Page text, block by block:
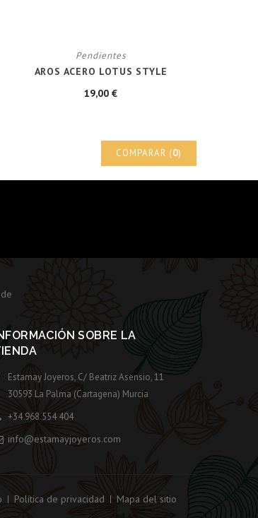
Pendientes
AROS ACERO LOTUS STYLE
19,00 €
COMPARAR (0)
SOBRE LA
Estamay Joyeros, C/ Beatriz Asensio, 11
30593 La Palma (Cartagena) Murcia
+34 968 554 404
info@estamayjoyeros.com
Política de privacidad Mapa del sitio